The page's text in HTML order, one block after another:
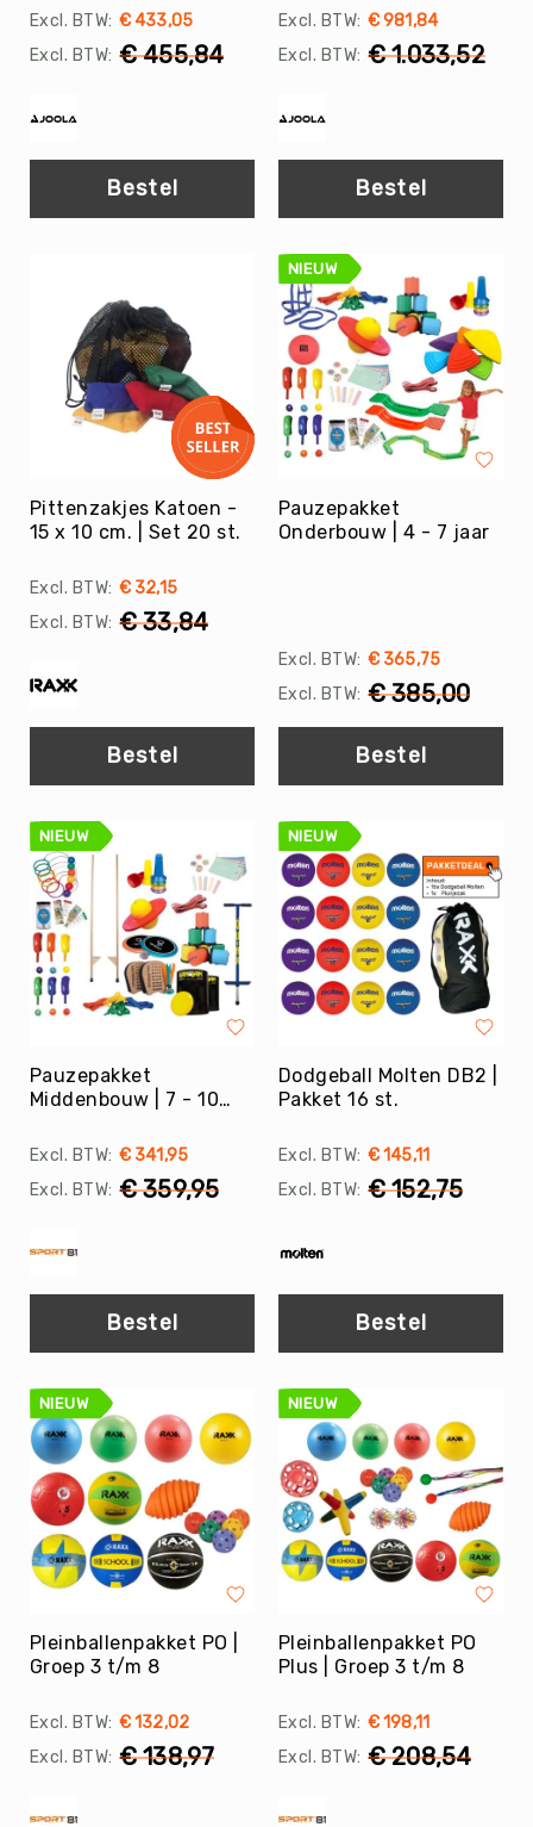
Cornhole
Cricket
&
Muziek
Darts
Fitness
Sportvloeren
Floorball
Frisbee
&
Discgolf
Handbal
Hockey
Honk-
Softbal
KanJam
Kin-
Omnikin®
Klimmen
Korfbal
Knotshockey
Lacrosse
Mountainbiken
Oriëntatie
Pickleball
Pilates
Roundnet
Rugby
Skate
Sporten
Speedbadminton
Spikeball
Squash
Tafeltennis
Tafelvoetbal
Tchoukbal
Tchoukbal
€ 433,05
€ 455,84
Bestel
€ 981,84
€ 1.033,52
Bestel
Pittenzakjes Katoen -
15 x 10 cm. | Set 20 st.
€ 32,15
€ 33,84
Bestel
NIEUW
Pauzepakket
Onderbouw | 4 - 7 jaar
€ 365,75
€ 385,00
Bestel
NIEUW
Pauzepakket
Middenbouw | 7 - 10
€ 341,95
€ 359,95
Bestel
NIEUW
Dodgeball Molten DB2 |
Pakket 16 st.
€ 145,11
€ 152,75
Bestel
NIEUW
Pleinballenpakket PO |
Groep 3 t/m 8
€ 132,02
€ 138,97
NIEUW
Pleinballenpakket PO
Plus | Groep 3 t/m 8
€ 198,11
€ 208,54